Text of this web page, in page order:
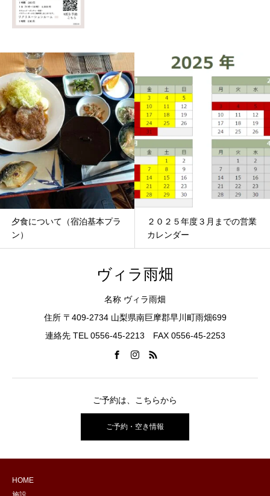
夕食について（宿泊基本プラ
ン）
２０２５年度３月までの営業
カレンダー
ヴィラ雨畑
名称 ヴィラ雨畑
住所 〒409-2734 山梨県南巨摩郡早川町雨畑699
連絡先 TEL 0556-45-2213 FAX 0556-45-2253
ご予約は、こちらから
ご予約・空き情報
HOME